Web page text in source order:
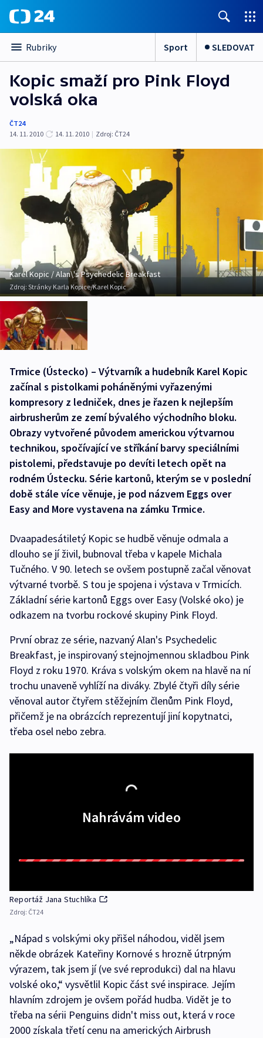
Rubriky Sport SLEDOVAT
Kopic smaží pro Pink Floyd
volská oka
ČT24
14. 11. 2010
14. 11. 2010 | Zdroj: ČT24
Karel Kopic / Alan\'s Psychedelic Breakfast
Zdroj: Stránky Karla Kopice/Karel Kopic
Trmice (Ústecko) – Výtvarník a hudebník Karel Kopic
začínal s pistolkami poháněnými vyřazenými
kompresory z ledniček, dnes je řazen k nejlepším
airbrusherům ze zemí bývalého východního bloku.
Obrazy vytvořené původem americkou výtvarnou
technikou, spočívající ve stříkání barvy speciálními
pistolemi, představuje po devíti letech opět na
rodném Ústecku. Série kartonů, kterým se v poslední
době stále více věnuje, je pod názvem Eggs over
Easy and More vystavena na zámku Trmice.
Dvaapadesátiletý Kopic se hudbě věnuje odmala a
dlouho se jí živil, bubnoval třeba v kapele Michala
Tučného. V 90. letech se ovšem postupně začal věnovat
výtvarné tvorbě. S tou je spojena i výstava v Trmicích.
Základní série kartonů Eggs over Easy (Volské oko) je
odkazem na tvorbu rockové skupiny Pink Floyd.
První obraz ze série, nazvaný Alan's Psychedelic
Breakfast, je inspirovaný stejnojmennou skladbou Pink
Floyd z roku 1970. Kráva s volským okem na hlavě na ní
trochu unaveně vyhlíží na diváky. Zbylé čtyři díly série
věnoval autor čtyřem stěžejním členům Pink Floyd,
přičemž je na obrázcích reprezentují jiní kopytnatci,
třeba osel nebo zebra.
Nahrávám video
Reportáž Jana Stuchlíka
Zdroj: ČT24
„Nápad s volskými oky přišel náhodou, viděl jsem
někde obrázek Kateřiny Kornové s hrozně útrpným
výrazem, tak jsem jí (ve své reprodukci) dal na hlavu
volské oko,“ vysvětlil Kopic část své inspirace. Jejím
hlavním zdrojem je ovšem pořád hudba. Vidět je to
třeba na sérii Penguins didn't miss out, která v roce
2000 získala třetí cenu na amerických Airbrush